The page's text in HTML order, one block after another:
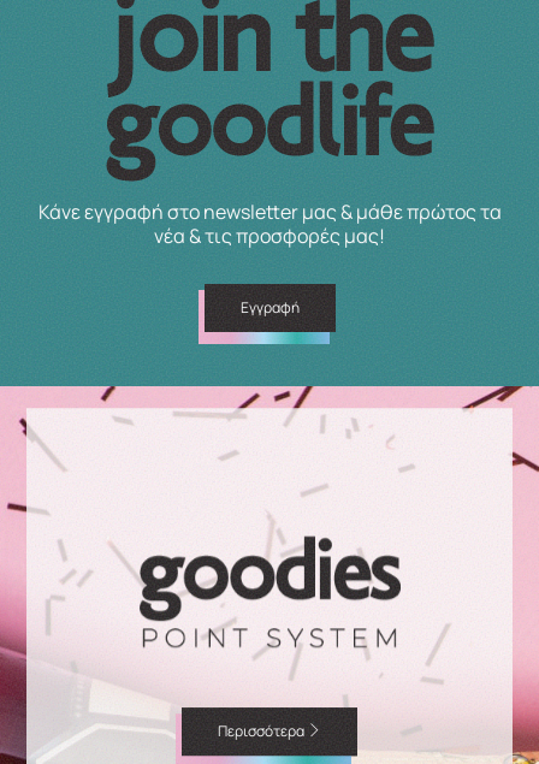
Κάνε εγγραφή στο newsletter μας & μάθε πρώτος τα
νέα & τις προσφορές μας!
Εγγραφή
Περισσότερα